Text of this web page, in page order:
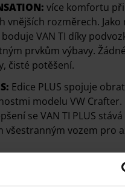
více komfortu při
vnějších rozměrech. Jako
boduje VAN TI díky
prvkům výbavy. Žádné
čisté potěšení.
Edice PLUS spojuje
modelu VW Crafter.
se VAN TI PLUS stává
všestranným vozem pro